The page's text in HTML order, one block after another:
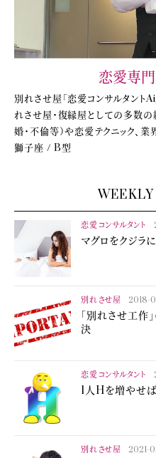
恋愛専門
別れさせ屋「恋愛コンサルタント
れさせ屋・復縁屋としての多数の
婚・不倫等）や恋愛テクニック、
獅子座 / B型
恋愛コンサルタント
マグロをクジラ
別れさせ屋 2018-
「別れさせ工作
決
恋愛コンサルタント
1人Hを増やせ
別れさせ屋 2021-